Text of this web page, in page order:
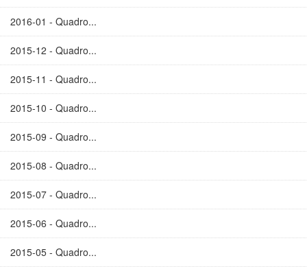
2016-01 - Quadro...
2015-12 - Quadro...
2015-11 - Quadro...
2015-10 - Quadro...
2015-09 - Quadro...
2015-08 - Quadro...
2015-07 - Quadro...
2015-06 - Quadro...
2015-05 - Quadro...